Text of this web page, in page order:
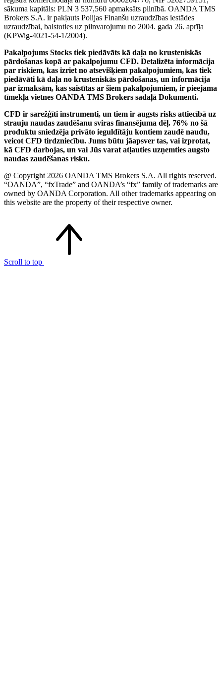
sākuma kapitāls: PLN 3 537,560 apmaksāts pilnībā. OANDA TMS
Brokers S.A. ir pakļauts Polijas Finanšu uzraudzības iestādes
uzraudzībai, balstoties uz pilnvarojumu no 2004. gada 26. aprīļa
(KPWig-4021-54-1/2004).
Pakalpojums Stocks tiek piedāvāts kā daļa no krusteniskās
pārdošanas kopā ar pakalpojumu CFD. Detalizēta informācija
par riskiem, kas izriet no atsevišķiem pakalpojumiem, kas tiek
piedāvāti kā daļa no krusteniskās pārdošanas, un informācija
par izmaksām, kas saistītas ar šiem pakalpojumiem, ir pieejama
tīmekļa vietnes OANDA TMS Brokers sadaļā Dokumenti.
CFD ir sarežģīti instrumenti, un tiem ir augsts risks attiecībā uz
strauju naudas zaudēšanu sviras finansējuma dēļ. 76% no šā
produktu sniedzēja privāto ieguldītāju kontiem zaudē naudu,
veicot CFD tirdzniecību. Jums būtu jāapsver tas, vai izprotat,
kā CFD darbojas, un vai Jūs varat atļauties uzņemties augsto
naudas zaudēšanas risku.
@ Copyright 2026 OANDA TMS Brokers S.A. All rights reserved.
“OANDA”, “fxTrade” and OANDA’s “fx” family of trademarks are
owned by OANDA Corporation. All other trademarks appearing on
this website are the property of their respective owner.
Scroll to top